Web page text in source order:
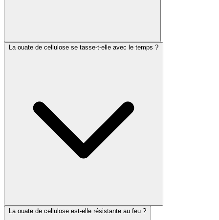
La ouate de cellulose se tasse-t-elle avec le temps ?
La ouate de cellulose est-elle résistante au feu ?